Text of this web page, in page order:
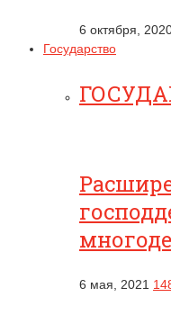
6 октября,
Государство
6 мая, 2021